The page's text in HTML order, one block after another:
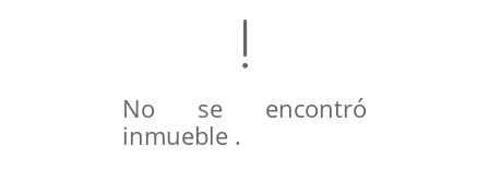
No se encontró
inmueble .